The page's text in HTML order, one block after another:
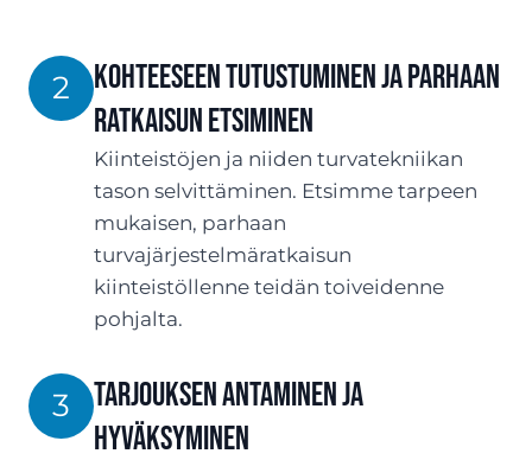
2
Kohteeseen tutustuminen ja parhaan
ratkaisun etsiminen
Kiinteistöjen ja niiden turvatekniikan
tason selvittäminen. Etsimme tarpeen
mukaisen, parhaan
turvajärjestelmäratkaisun
kiinteistöllenne teidän toiveidenne
pohjalta.
3
TARJOUksen antaminen ja
hyväksyminen